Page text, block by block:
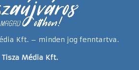
Kft. – minden jog fenntartva.
Tisza Média Kft.